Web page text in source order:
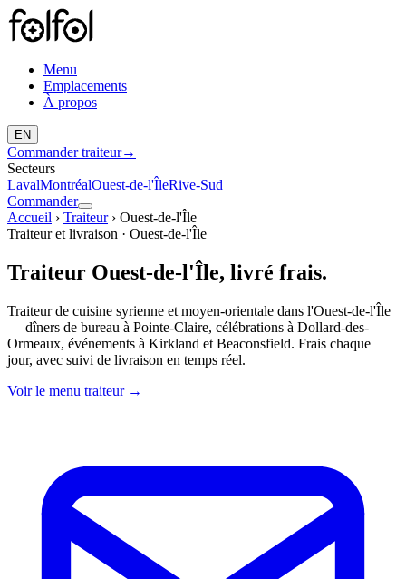
Menu
Emplacements
À propos
EN
Commander traiteur→
Secteurs
LavalMontréalOuest-de-l'ÎleRive-Sud
Commander
Accueil › Traiteur› Ouest-de-l'Île
Traiteur et livraison · Ouest-de-l'Île
Traiteur Ouest-de-l'Île, livré frais.
Traiteur de cuisine syrienne et moyen-orientale dans l'Ouest-de-l'Île
— dîners de bureau à Pointe-Claire, célébrations à Dollard-des-
Ormeaux, événements à Kirkland et Beaconsfield. Frais chaque
jour, avec suivi de livraison en temps réel.
Voir le menu traiteur→